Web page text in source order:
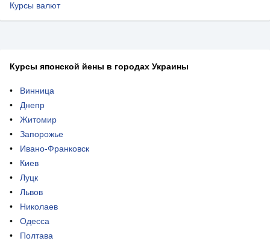
Курсы валют
Курсы японской йены в городах Украины
Винница
Днепр
Житомир
Запорожье
Ивано-Франковск
Киев
Луцк
Львов
Николаев
Одесса
Полтава